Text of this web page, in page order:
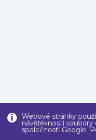
Webové stránky
návštěvnosti soubory
společností Google.